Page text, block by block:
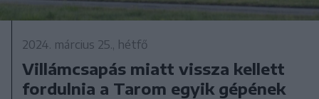
2024. március 25., hétfő
Villámcsapás miatt vissza kellett
fordulnia a Tarom egyik gépének